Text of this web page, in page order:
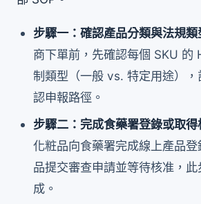
步驟一：確認產品分類與法規類
商下單前，先確認每個 SKU 的
制類型（一般 vs. 特定用途），
認申報路徑。
步驟二：完成食藥署登錄或取
化粧品向食藥署完成線上產品
品提交審查申請並等待核准，
成。